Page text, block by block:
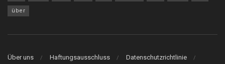
über
Über uns Haftungsausschluss
Datenschutzrichtlinie